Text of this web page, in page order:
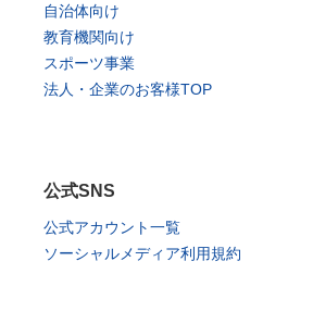
自治体向け
教育機関向け
スポーツ事業
法人・企業のお客様TOP
公式SNS
公式アカウント一覧
ソーシャルメディア利用規約